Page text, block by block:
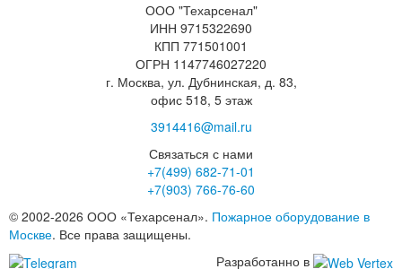
ООО "Техарсенал"
ИНН 9715322690
КПП 771501001
ОГРН 1147746027220
г. Москва, ул. Дубнинская, д. 83,
офис 518, 5 этаж
3914416@mail.ru
Связаться с нами
+7(499) 682-71-01
+7(903) 766-76-60
© 2002-2026 ООО «Техарсенал». Пожарное оборудование в
Москве. Все права защищены.
Разработанно в